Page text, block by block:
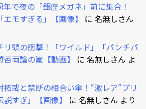
で夜の「銀座メガネ」前に集合！
エモすぎる」【画像】
に 名無しさん
リ頭の衝撃！「ワイルド」「パンチパ
両論の嵐【動画】
に 名無しさん よ
拓哉と禁断の相合い傘！“激レア”プリ
すぎ」【画像】
に 名無しさん より